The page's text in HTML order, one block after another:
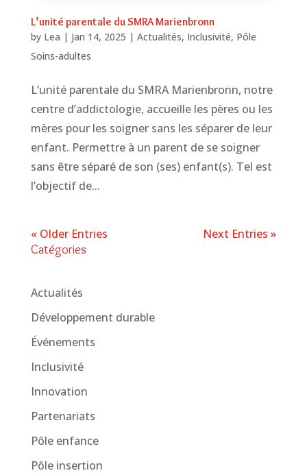
L’unité parentale du SMRA Marienbronn
by Lea | Jan 14, 2025 | Actualités, Inclusivité, Pôle
Soins-adultes
L’unité parentale du SMRA Marienbronn, notre
centre d’addictologie, accueille les pères ou les
mères pour les soigner sans les séparer de leur
enfant. Permettre à un parent de se soigner
sans être séparé de son (ses) enfant(s). Tel est
l’objectif de...
« Older Entries
Next Entries »
Catégories
Actualités
Développement durable
Événements
Inclusivité
Innovation
Partenariats
Pôle enfance
Pôle insertion